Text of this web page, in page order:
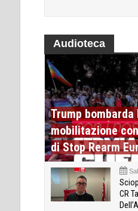
Audioteca
Trump bombarda
mobilitazione
di Stop Rearm
CR